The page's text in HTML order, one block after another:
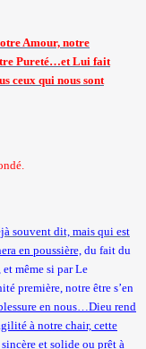
Amour, notre
Pureté…et Lui fait
ceux qui nous sont
souvent dit, mais qui est
en poussière, du fait du
même si par Le
première, notre être s’en
en nous…Dieu rend
à notre chair, cette
et solide ou prêt à